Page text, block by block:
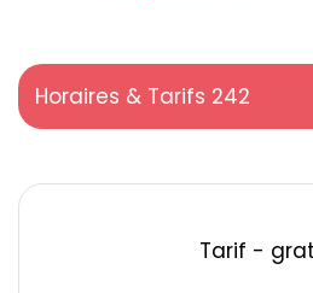
Horaires & Tarifs 242
Tarif -